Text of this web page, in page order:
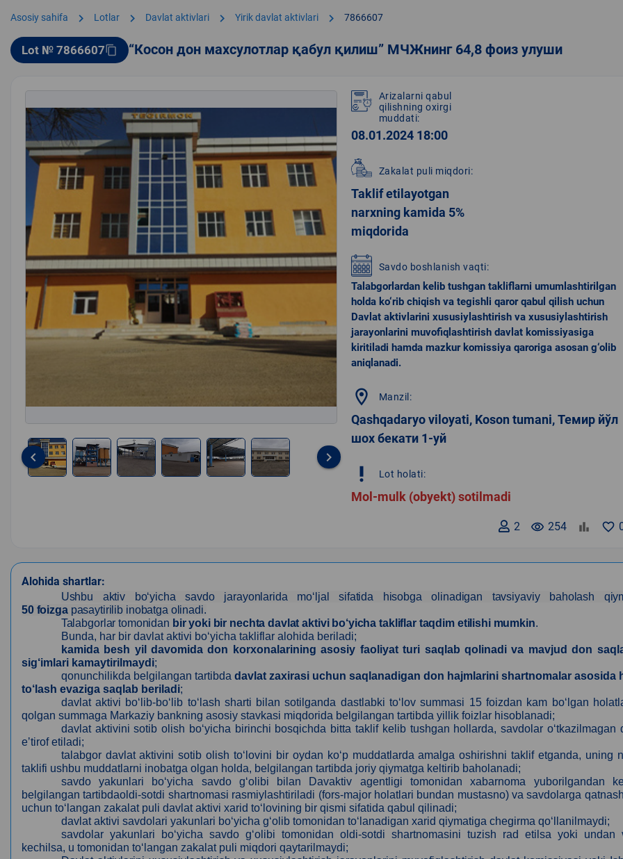
Asosiy sahifa chevron_right Lotlar chevron_right Davlat aktivlari chevron_right Yirik davlat aktivlari chevron_right 7866607
Lot № 7866607content_copy “Косон дон махсулотлар қабул қилиш” МЧЖнинг 64,8 фоиз улуши
keyboard_arrow_left keyboard_arrow_right
Arizalarni qabul
qilishning oxirgi
muddati:
08.01.2024 18:00
Zakalat puli miqdori:
Taklif etilayotgan
narxning kamida 5%
miqdorida
Savdo boshlanish vaqti:
Talabgorlardan kelib tushgan takliflarni umumlashtirilgan
holda ko‘rib chiqish va tegishli qaror qabul qilish uchun
Davlat aktivlarini xususiylashtirish va xususiylashtirish
jarayonlarini muvofiqlashtirish davlat komissiyasiga
kiritiladi hamda mazkur komissiya qaroriga asosan g‘olib
aniqlanadi.
location_on Manzil:
Qashqadaryo viloyati, Koson tumani, Темир йўл
шох бекати 1-уй
priority_high Lot holati:
Mol-mulk (obyekt) sotilmadi
favorite_border
remove_red_eye 254
2
Alohida shartlar:
Ushbu aktiv bo‘yicha savdo jarayonlarida mo‘ljal sifatida hisobga olinadigan tavsiyaviy baholash
50foizga pasaytirilib inobatga olinadi.
Talabgorlar tomonidan bir yoki bir nechta davlat aktivi bo‘yicha takliflar taqdim etilishi mumkin.
Bunda, har bir davlat aktivi bo‘yicha takliflar alohida beriladi;
kamida besh yil davomida don korxonalarining asosiy faoliyat turi saqlab qolinadi va mavjud don
sig‘imlari kamaytirilmaydi;
qonunchilikda belgilangan tartibda davlat zaxirasi uchun saqlanadigan don hajmlarini shartnomalar asosida
to‘lash evaziga saqlab beriladi;
davlat aktivi bo‘lib-bo‘lib to‘lash sharti bilan sotilganda dastlabki to‘lov summasi 15 foizdan kam bo‘lgan
qolgan summaga Markaziy bankning asosiy stavkasi miqdorida belgilangan tartibda yillik foizlar hisoblanadi;
davlat aktivini sotib olish bo‘yicha birinchi bosqichda bitta taklif kelib tushgan hollarda, savdolar o‘tkazilmagan
eʼtirof etiladi;
talabgor davlat aktivini sotib olish to‘lovini bir oydan ko‘p muddatlarda amalga oshirishni taklif etganda, uning
taklifi ushbu muddatlarni inobatga olgan holda, belgilangan tartibda joriy qiymatga keltirib baholanadi;
savdo yakunlari bo‘yicha savdo g‘olibi bilan Davaktiv agentligi tomonidan xabarnoma yuborilgandan
belgilangan tartibdaoldi-sotdi shartnomasi rasmiylashtiriladi (fors-major holatlari bundan mustasno) va savdolarga
uchun to‘langan zakalat puli davlat aktivi xarid to‘lovining bir qismi sifatida qabul qilinadi;
davlat aktivi savdolari yakunlari bo‘yicha g‘olib tomonidan to‘lanadigan xarid qiymatiga chegirma qo‘llanilmaydi;
savdolar yakunlari bo‘yicha savdo g‘olibi tomonidan oldi-sotdi shartnomasini tuzish rad etilsa yoki undan
kechilsa, u tomonidan to‘langan zakalat puli miqdori qaytarilmaydi;